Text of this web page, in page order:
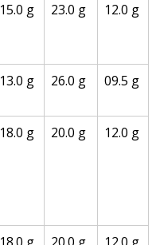
15.0 g 23.0 g 12.0 g
13.0 g 26.0 g 09.5 g
18.0 g 20.0 g 12.0 g